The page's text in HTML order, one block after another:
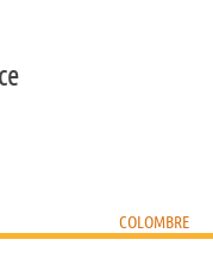
COLOMBRE